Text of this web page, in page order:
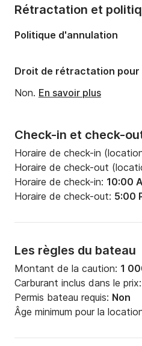
Check-in et check-
Horaire de check-in
Horaire de check-out
Horaire de check-in: 10:00
Horaire de check-out: 5:00
Les règles du bateau
Montant de la caution: 1
Carburant inclus dans le prix:
Permis bateau requis: Non
Âge minimum pour la
Rétractation et
Politique d'annulation
Droit de rétractation
Non. En savoir plus